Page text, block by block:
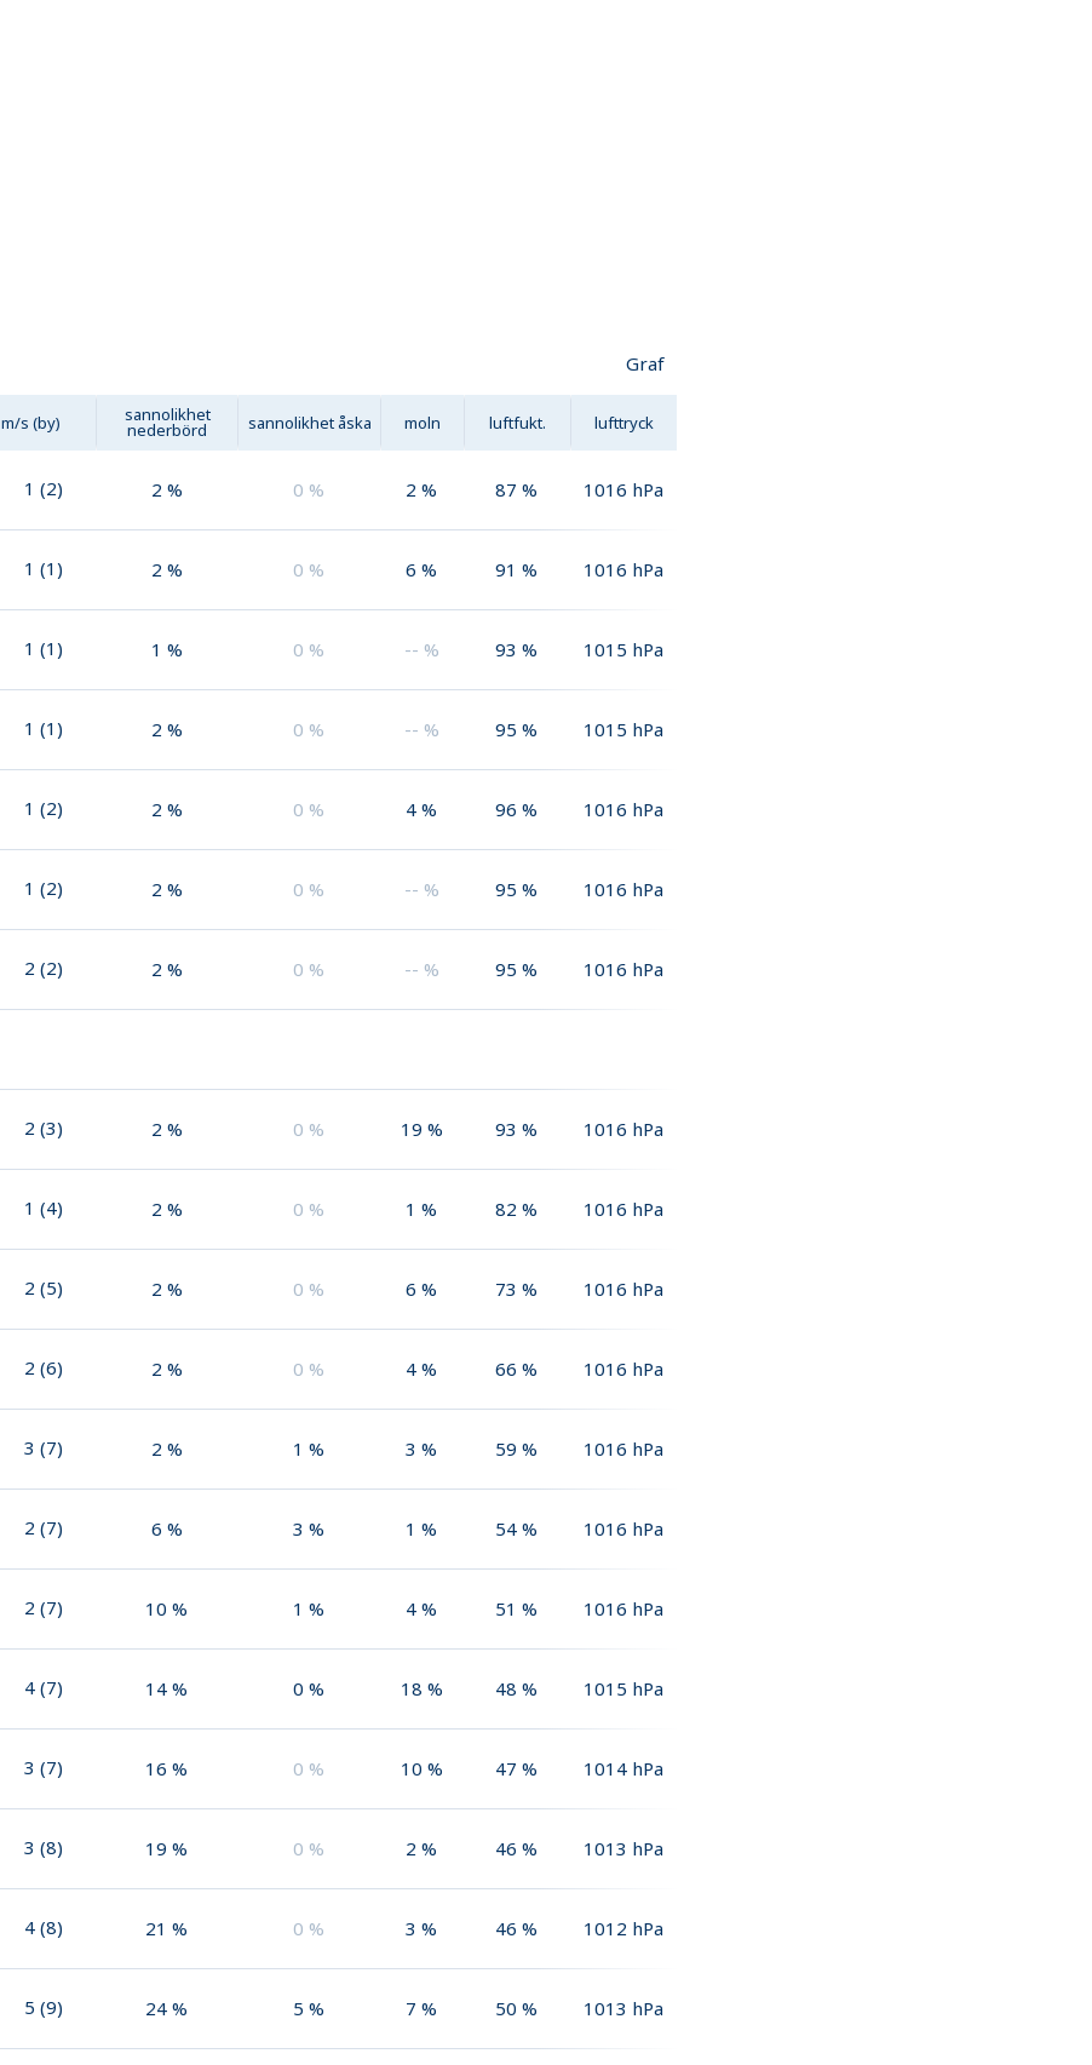
Graf
m/s (by) sannolikhet
nederbörd sannolikhet åska moln luftfukt. lufttryck
1 (2) 2 % 0 % 2 % 87 % 1016 hPa
1 (1) 2 % 0 % 6 % 91 % 1016 hPa
1 (1) 1 % 0 % -- % 93 % 1015 hPa
1 (1) 2 % 0 % -- % 95 % 1015 hPa
1 (2) 2 % 0 % 4 % 96 % 1016 hPa
1 (2) 2 % 0 % -- % 95 % 1016 hPa
2 (2) 2 % 0 % -- % 95 % 1016 hPa
2 (3) 2 % 0 % 19 % 93 % 1016 hPa
1 (4) 2 % 0 % 1 % 82 % 1016 hPa
2 (5) 2 % 0 % 6 % 73 % 1016 hPa
2 (6) 2 % 0 % 4 % 66 % 1016 hPa
3 (7) 2 % 1 % 3 % 59 % 1016 hPa
2 (7) 6 % 3 % 1 % 54 % 1016 hPa
2 (7) 10 % 1 % 4 % 51 % 1016 hPa
4 (7) 14 % 0 % 18 % 48 % 1015 hPa
3 (7) 16 % 0 % 10 % 47 % 1014 hPa
3 (8) 19 % 0 % 2 % 46 % 1013 hPa
4 (8) 21 % 0 % 3 % 46 % 1012 hPa
5 (9) 24 % 5 % 7 % 50 % 1013 hPa